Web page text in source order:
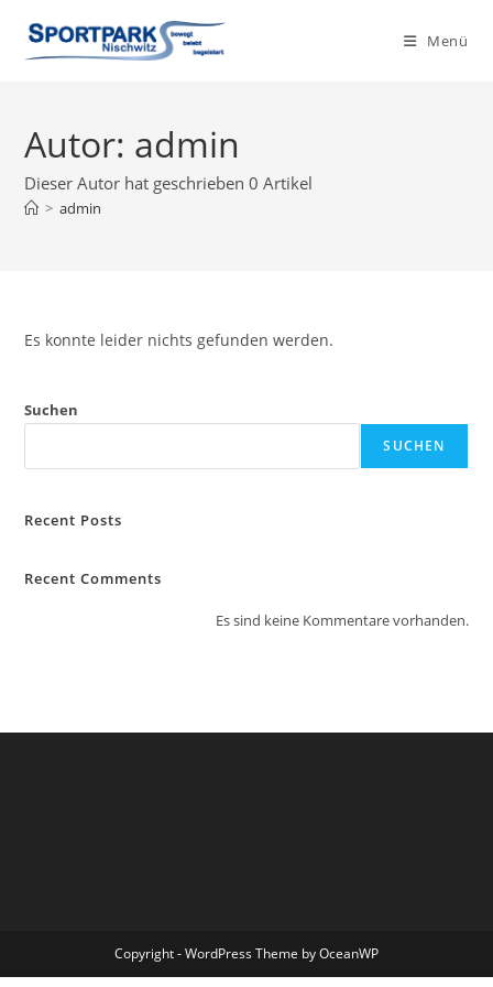
Inhalt
springen
Menü
Autor: admin
Dieser Autor hat geschrieben 0 Artikel
> admin
Es konnte leider nichts gefunden werden.
Suchen
SUCHEN
Recent Posts
Recent Comments
Es sind keine Kommentare vorhanden.
Copyright - WordPress Theme by OceanWP